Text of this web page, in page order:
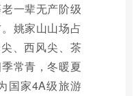
一辈无产阶级
姚家山山场占
、西风尖、茶
常青，冬暖夏
国家4A级旅游